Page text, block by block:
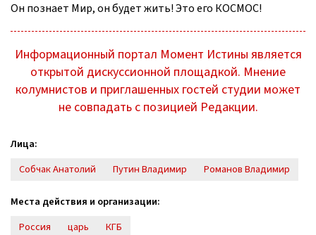
Он познает Мир, он будет жить! Это его КОСМОС!
Информационный портал Момент Истины является
открытой дискуссионной площадкой. Мнение
колумнистов и приглашенных гостей студии может
не совпадать с позицией Редакции.
Лица:
Собчак Анатолий
Путин Владимир Романов Владимир
Места действия и организации:
Россия
царь КГБ